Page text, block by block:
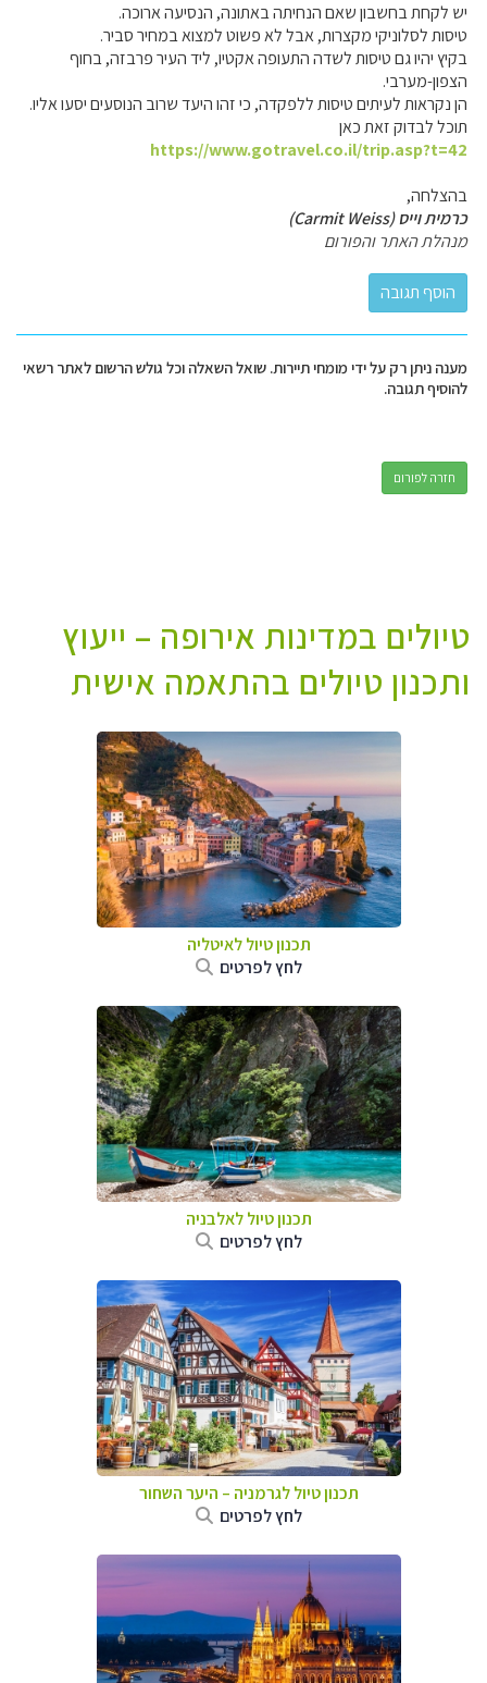
יש לקחת בחשבון שאם הנחיתה באתונה, הנסיעה ארוכה.
טיסות לסלוניקי מקצרות, אבל לא פשוט למצוא במחיר סביר.
בקיץ יהיו גם טיסות לשדה התעופה אקטיו, ליד העיר פרבזה, בחוף
הצפון-מערבי.
הן נקראות לעיתים טיסות ללפקדה, כי זהו היעד שרוב הנוסעים יסעו אליו.
תוכל לבדוק זאת כאן
https://www.gotravel.co.il/trip.asp?t=42
בהצלחה,
כרמית וייס (Carmit Weiss)
מנהלת האתר והפורום
מענה ניתן רק על ידי מומחי תיירות. שואל השאלה וכל גולש הרשום לאתר רשאי
להוסיף תגובה.
חזרה לפורום
טיולים במדינות אירופה – ייעוץ
ותכנון טיולים בהתאמה אישית
תכנון טיול לאיטליה
לחץ לפרטים
תכנון טיול לאלבניה
לחץ לפרטים
תכנון טיול לגרמניה – היער השחור
לחץ לפרטים